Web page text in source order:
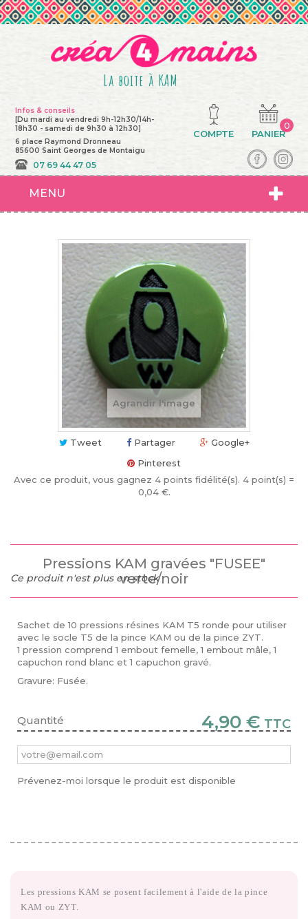
Infos & conseils
[Du mardi au vendredi 9h-12h30/14h-
18h30 - samedi de 9h30 à 12h30]
6 place Raymond Dronneau
85600 Saint Georges de Montaigu
07 69 44 47 05
La boite à KAM
PANIER
0
COMPTE
MENU
Agrandir l'image
Tweet Partager
Google+
Pinterest
Avec ce produit, vous gagnez 4 points fidélité(s). 4 point(s) =
0,04 €.
Pressions KAM gravées "FUSEE"
verte/noir
Sachet de 10 pressions résines KAM T5 ronde pour utiliser
avec le socle T5 de la pince KAM ou de la pince ZYT.
1 pression comprend 1 embout femelle, 1 embout mâle, 1
capuchon rond blanc et 1 capuchon gravé.
Gravure: Fusée.
Quantité 4,90 € TTC
Ce produit n'est plus en stock
Prévenez-moi lorsque le produit est disponible
Les pressions KAM se posent facilement à l'aide de la pince
KAM ou ZYT.